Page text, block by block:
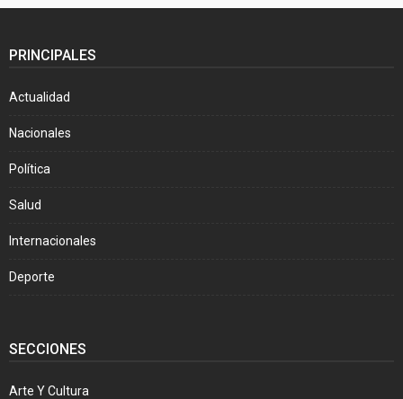
PRINCIPALES
Actualidad
Nacionales
Política
Salud
Internacionales
Deporte
SECCIONES
Arte Y Cultura